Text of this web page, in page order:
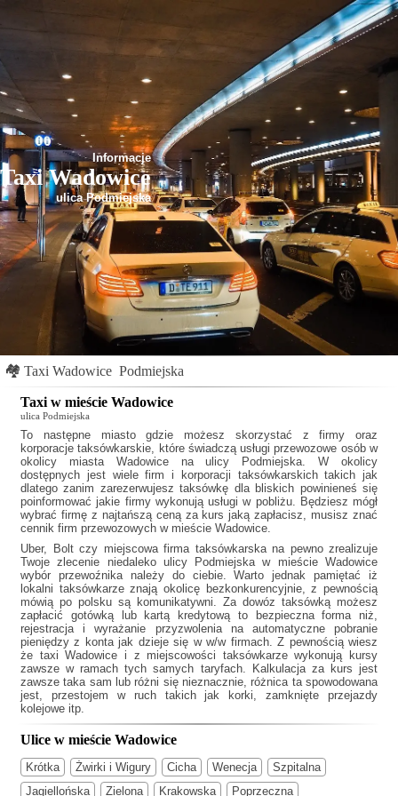
Informacje
Taxi Wadowice
ulica Podmiejska
🏘 Taxi Wadowice Podmiejska
Taxi w mieście Wadowice
ulica Podmiejska
To następne miasto gdzie możesz skorzystać z firmy oraz
korporacje taksówkarskie, które świadczą usługi przewozowe osób w
okolicy miasta Wadowice na ulicy Podmiejska. W okolicy
dostępnych jest wiele firm i korporacji taksówkarskich takich jak
dlatego zanim zarezerwujesz taksówkę dla bliskich powinieneś się
poinformować jakie firmy wykonują usługi w pobliżu. Będziesz mógł
wybrać firmę z najtańszą ceną za kurs jaką zapłacisz, musisz znać
cennik firm przewozowych w mieście Wadowice.
Uber, Bolt czy miejscowa firma taksówkarska na pewno zrealizuje
Twoje zlecenie niedaleko ulicy Podmiejska w mieście Wadowice
wybór przewoźnika należy do ciebie. Warto jednak pamiętać iż
lokalni taksówkarze znają okolicę bezkonkurencyjnie, z pewnością
mówią po polsku są komunikatywni. Za dowóz taksówką możesz
zapłacić gotówką lub kartą kredytową to bezpieczna forma niż,
rejestracja i wyrażanie przyzwolenia na automatyczne pobranie
pieniędzy z konta jak dzieje się w w/w firmach. Z pewnością wiesz
że taxi Wadowice i z miejscowości taksówkarze wykonują kursy
zawsze w ramach tych samych taryfach. Kalkulacja za kurs jest
zawsze taka sam lub różni się nieznacznie, różnica ta spowodowana
jest, przestojem w ruch takich jak korki, zamknięte przejazdy
kolejowe itp.
Ulice w mieście Wadowice
Krótka Żwirki i Wigury Cicha Wenecja
Szpitalna
Jagiellońska
Zielona Krakowska Poprzeczna